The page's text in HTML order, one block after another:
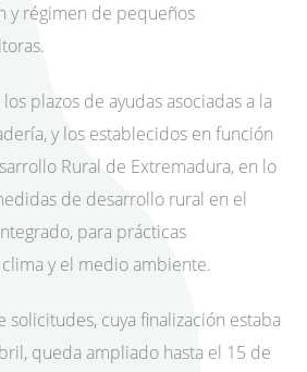
y régimen de pequeños
plazos de ayudas asociadas a la
y los establecidos en función
Rural de Extremadura, en lo
de desarrollo rural en el
para prácticas
y el medio ambiente.
solicitudes, cuya finalización estaba
queda ampliado hasta el 15 de